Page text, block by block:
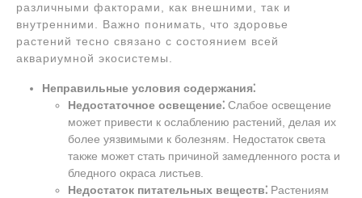
различными факторами, как внешними, так и
внутренними. Важно понимать, что здоровье
растений тесно связано с состоянием всей
аквариумной экосистемы.
Неправильные условия содержания⁚
Недостаточное освещение⁚ Слабое освещение
может привести к ослаблению растений, делая их
более уязвимыми к болезням. Недостаток света
также может стать причиной замедленного роста и
бледного окраса листьев.
Недостаток питательных веществ⁚ Растениям